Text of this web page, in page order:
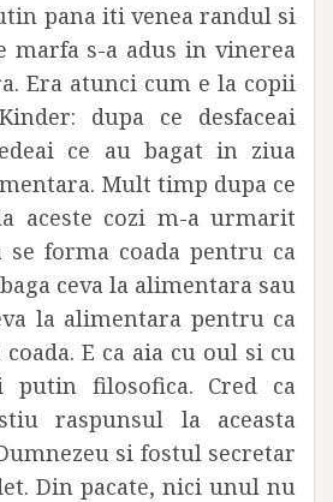
pana iti venea randul si
marfa s-a adus in vinerea
Era atunci cum e la copii
dupa ce desfaceai
ce au bagat in ziua
Mult timp dupa ce
aceste cozi m-a urmarit
se forma coada pentru ca
ceva la alimentara sau
la alimentara pentru ca
E ca aia cu oul si cu
putin filosofica. Cred ca
raspunsul la aceasta
si fostul secretar
Din pacate, nici unul nu